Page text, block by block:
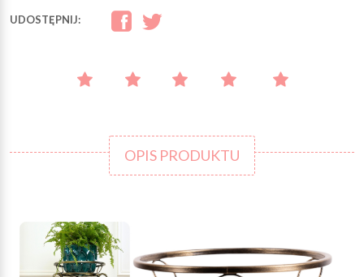
UDOSTĘPNIJ:
OPIS PRODUKTU